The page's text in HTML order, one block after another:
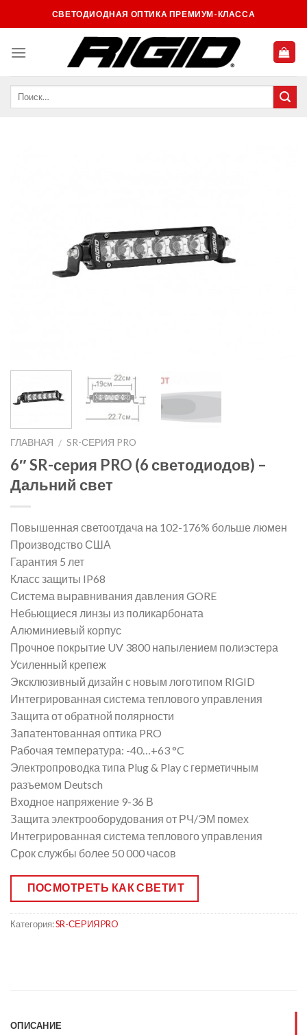
to
СВЕТОДИОДНАЯ ОПТИКА ПРЕМИУМ-КЛАССА
ГЛАВНАЯ / SR-СЕРИЯ PRO
6″ SR-серия PRO (6 светодиодов) –
Дальний свет
Повышенная светоотдача на 102-176% больше люмен
Производство США
Гарантия 5 лет
Класс защиты IP68
Система выравнивания давления GORE
Небьющиеся линзы из поликарбоната
Алюминиевый корпус
Прочное покрытие UV 3800 напылением полиэстера
Усиленный крепеж
Эксклюзивный дизайн с новым логотипом RIGID
Интегрированная система теплового управления
Защита от обратной полярности
Запатентованная оптика PRO
Рабочая температура: -40…+63 °C
Электропроводка типа Plug & Play с герметичным
разъемом Deutsch
Входное напряжение 9-36 В
Защита электрооборудования от РЧ/ЭМ помех
Интегрированная система теплового управления
Срок службы более 50 000 часов
ПОСМОТРЕТЬ КАК СВЕТИТ
Категория:SR-СЕРИЯ PRO
ОПИСАНИЕ